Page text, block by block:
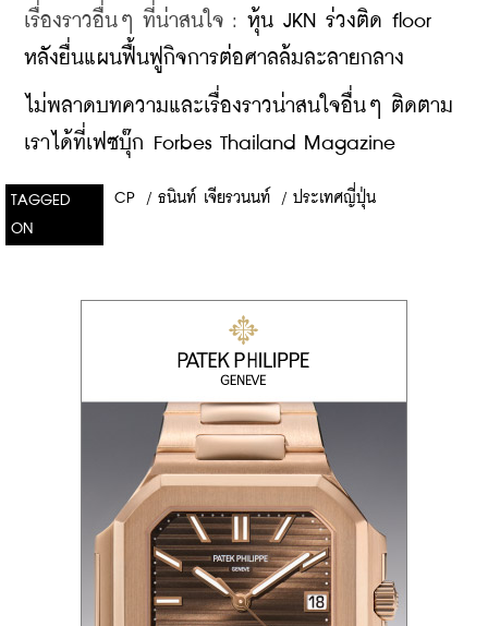
เรื่องราวอื่นๆ ที่น่าสนใจ : หุ้น JKN ร่วงติด floor
หลังยื่นแผนฟื้นฟูกิจการต่อศาลล้มละลายกลาง
ไม่พลาดบทความและเรื่องราวน่าสนใจอื่นๆ ติดตาม
เราได้ที่เฟซบุ๊ก Forbes Thailand Magazine
TAGGED
ON
CP / ธนินท์ เจียรวนนท์ / ประเทศญี่ปุ่น